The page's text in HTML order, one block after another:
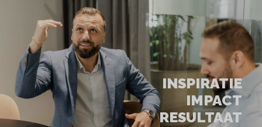
INSPIRATIE
IMPACT
RESULTAAT